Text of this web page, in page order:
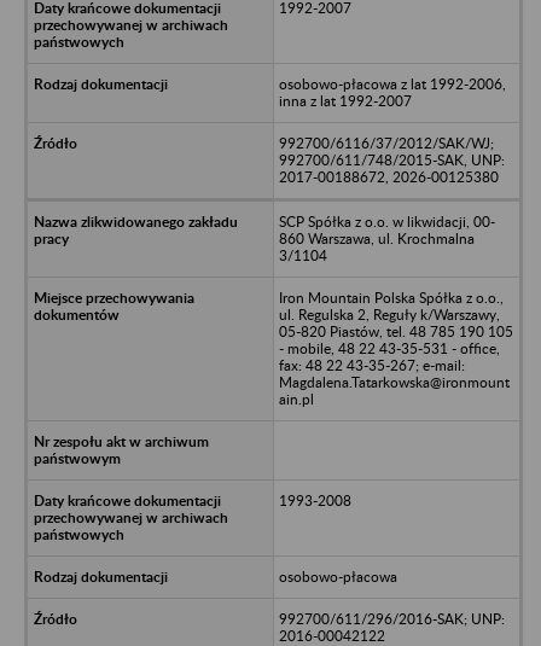
1992-2007
osobowo-płacowa z lat 1992-2006,
inna z lat 1992-2007
992700/6116/37/2012/SAK/WJ;
992700/611/748/2015-SAK, UNP:
2017-00188672, 2026-00125380
SCP Spółka z o.o. w likwidacji, 00-
860 Warszawa, ul. Krochmalna
3/1104
Iron Mountain Polska Spółka z o.o.,
ul. Regulska 2, Reguły k/Warszawy,
05-820 Piastów, tel. 48 785 190 105
- mobile, 48 22 43-35-531 - office,
fax: 48 22 43-35-267; e-mail:
Magdalena.Tatarkowska@ironmount
ain.pl
1993-2008
osobowo-płacowa
992700/611/296/2016-SAK; UNP:
2016-00042122